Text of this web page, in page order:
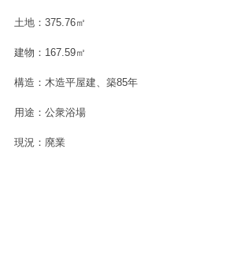
土地：375.76㎡
建物：167.59㎡
構造：木造平屋建、築85年
用途：公衆浴場
現況：廃業